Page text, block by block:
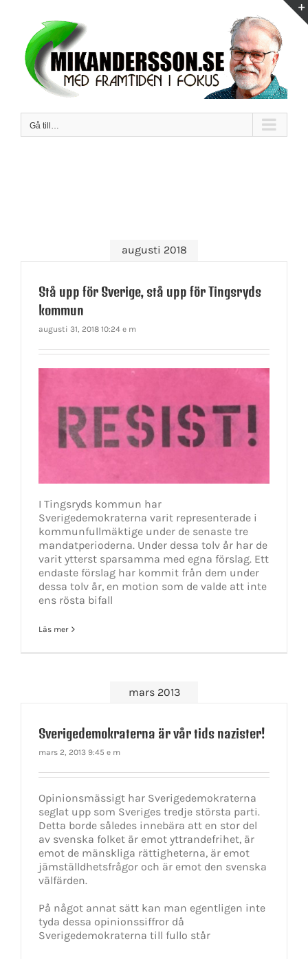
innehållet
Gå till…
augusti 2018
Stå upp för Sverige, stå upp för Tingsryds
kommun
augusti 31, 2018 10:24 e m
I Tingsryds kommun har
Sverigedemokraterna varit representerade i
kommunfullmäktige under de senaste tre
mandatperioderna. Under dessa tolv år har de
varit ytterst sparsamma med egna förslag. Ett
endaste förslag har kommit från dem under
dessa tolv år, en motion som de valde att inte
ens rösta bifall
Läs mer
mars 2013
Sverigedemokraterna är vår tids nazister!
mars 2, 2013 9:45 e m
Opinionsmässigt har Sverigedemokraterna
seglat upp som Sveriges tredje största parti.
Detta borde således innebära att en stor del
av svenska folket är emot yttrandefrihet, är
emot de mänskliga rättigheterna, är emot
jämställdhetsfrågor och är emot den svenska
välfärden.
På något annat sätt kan man egentligen inte
tyda dessa opinionssiffror då
Sverigedemokraterna till fullo står